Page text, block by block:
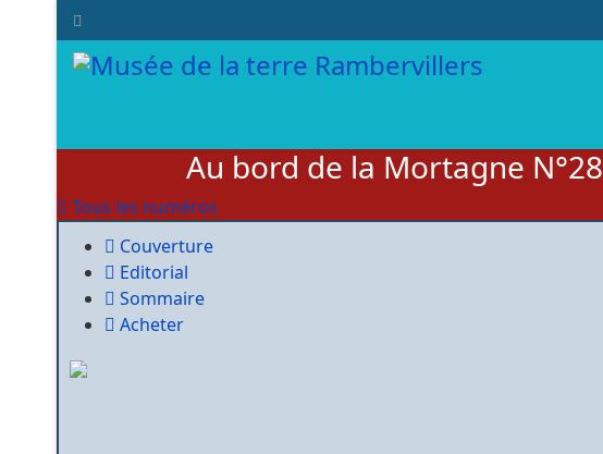
Au bord de la Mortagne N°28
Tous les numéros
Couverture
Editorial
Sommaire
Acheter